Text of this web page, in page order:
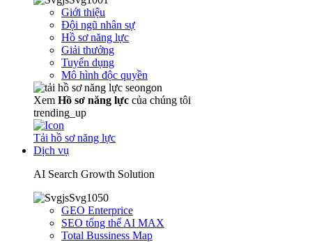
Giới thiệu
Đội ngũ nhân sự
Hồ sơ năng lực
Giải thưởng
Tuyển dụng
Mô hình độc quyền
Xem Hồ sơ năng lực của chúng tôi
trending_up
Tải hồ sơ năng lực
Dịch vụ
AI Search Growth Solution
GEO Enterprice
SEO tổng thể AI MAX
Total Bussiness Map